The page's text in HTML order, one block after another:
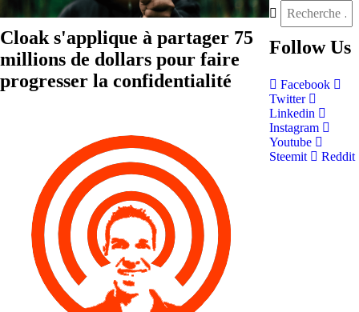
Cloak s'applique à partager 75
millions de dollars pour faire
progresser la confidentialité
Follow Us
Facebook
Twitter
Linkedin
Instagram
Youtube
Steemit
Reddit